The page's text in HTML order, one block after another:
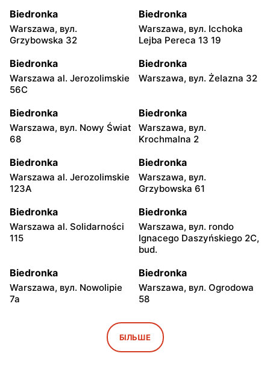
Biedronka
Warszawa, вул.
Grzybowska 32
Biedronka
Warszawa, вул. Icchoka
Lejba Pereca 13 19
Biedronka
Warszawa al. Jerozolimskie
56C
Biedronka
Warszawa, вул. Żelazna 32
Biedronka
Warszawa, вул. Nowy Świat
68
Biedronka
Warszawa, вул.
Krochmalna 2
Biedronka
Warszawa al. Jerozolimskie
123A
Biedronka
Warszawa, вул.
Grzybowska 61
Biedronka
Warszawa al. Solidarności
115
Biedronka
Warszawa, вул. rondo
Ignacego Daszyńskiego 2C,
bud.
Biedronka
Warszawa, вул. Nowolipie
7a
Biedronka
Warszawa, вул. Ogrodowa
58
Warszawa al. Solidarności
Biedronka
Warszawa, вул. Dobra 42
БІЛЬШЕ